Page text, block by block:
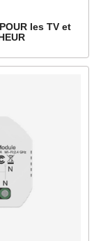
les TV et